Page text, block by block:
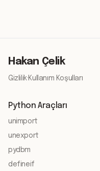
Hakan Çelik
Gizlilik·Kullanım Koşulları
Python Araçları
unimport
unexport
pydbm
defineif